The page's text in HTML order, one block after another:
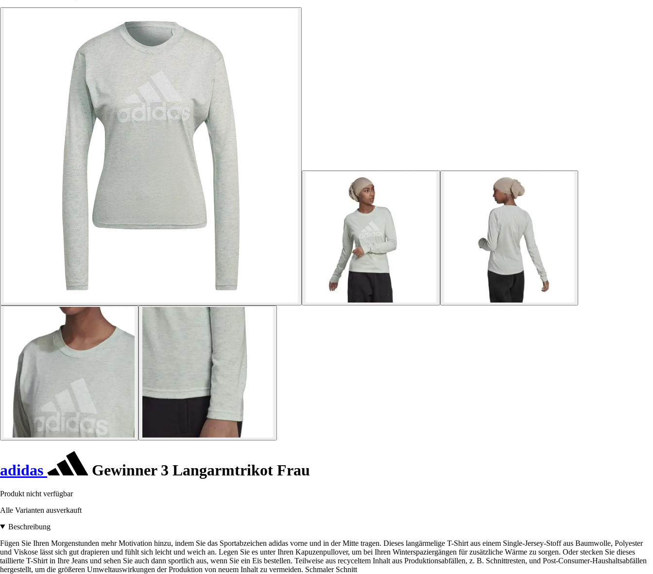
adidas Gewinner 3 Langarmtrikot Frau
Produkt nicht verfügbar
Alle Varianten ausverkauft
Beschreibung
Fügen Sie Ihren Morgenstunden mehr Motivation hinzu, indem Sie das Sportabzeichen adidas vorne und in der Mitte tragen. Dieses langärmelige T-Shirt aus einem Single-Jersey-Stoff aus Baumwolle, Polyester
und Viskose lässt sich gut drapieren und fühlt sich leicht und weich an. Legen Sie es unter Ihren Kapuzenpullover, um bei Ihren Winterspaziergängen für zusätzliche Wärme zu sorgen. Oder stecken Sie dieses
taillierte T-Shirt in Ihre Jeans und sehen Sie auch dann sportlich aus, wenn Sie ein Eis bestellen. Teilweise aus recyceltem Inhalt aus Produktionsabfällen, z. B. Schnittresten, und Post-Consumer-Haushaltsabfällen
hergestellt, um die größeren Umweltauswirkungen der Produktion von neuem Inhalt zu vermeiden. Schmaler Schnitt